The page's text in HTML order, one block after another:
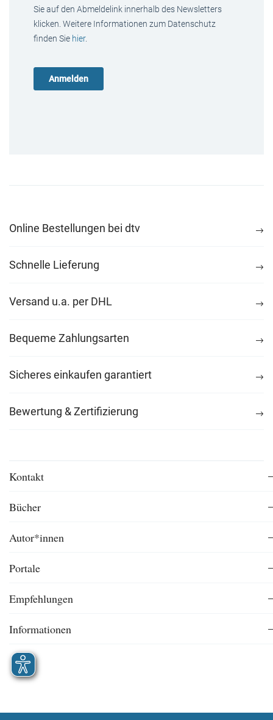
Sie auf den Abmeldelink innerhalb des Newsletters
klicken. Weitere Informationen zum Datenschutz
finden Sie hier.
Online Bestellungen bei dtv
Schnelle Lieferung
Versand u.a. per DHL
Bequeme Zahlungsarten
Sicheres einkaufen garantiert
Bewertung & Zertifizierung
Kontakt
Bücher
Autor*innen
Portale
Empfehlungen
Informationen